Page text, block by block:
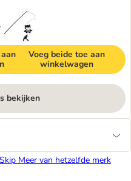
Voeg beide toe aan
winkelwagen
bekijken
Skip Meer van hetzelfde merk